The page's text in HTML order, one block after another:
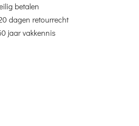
betalen
dagen retourrecht
jaar vakkennis